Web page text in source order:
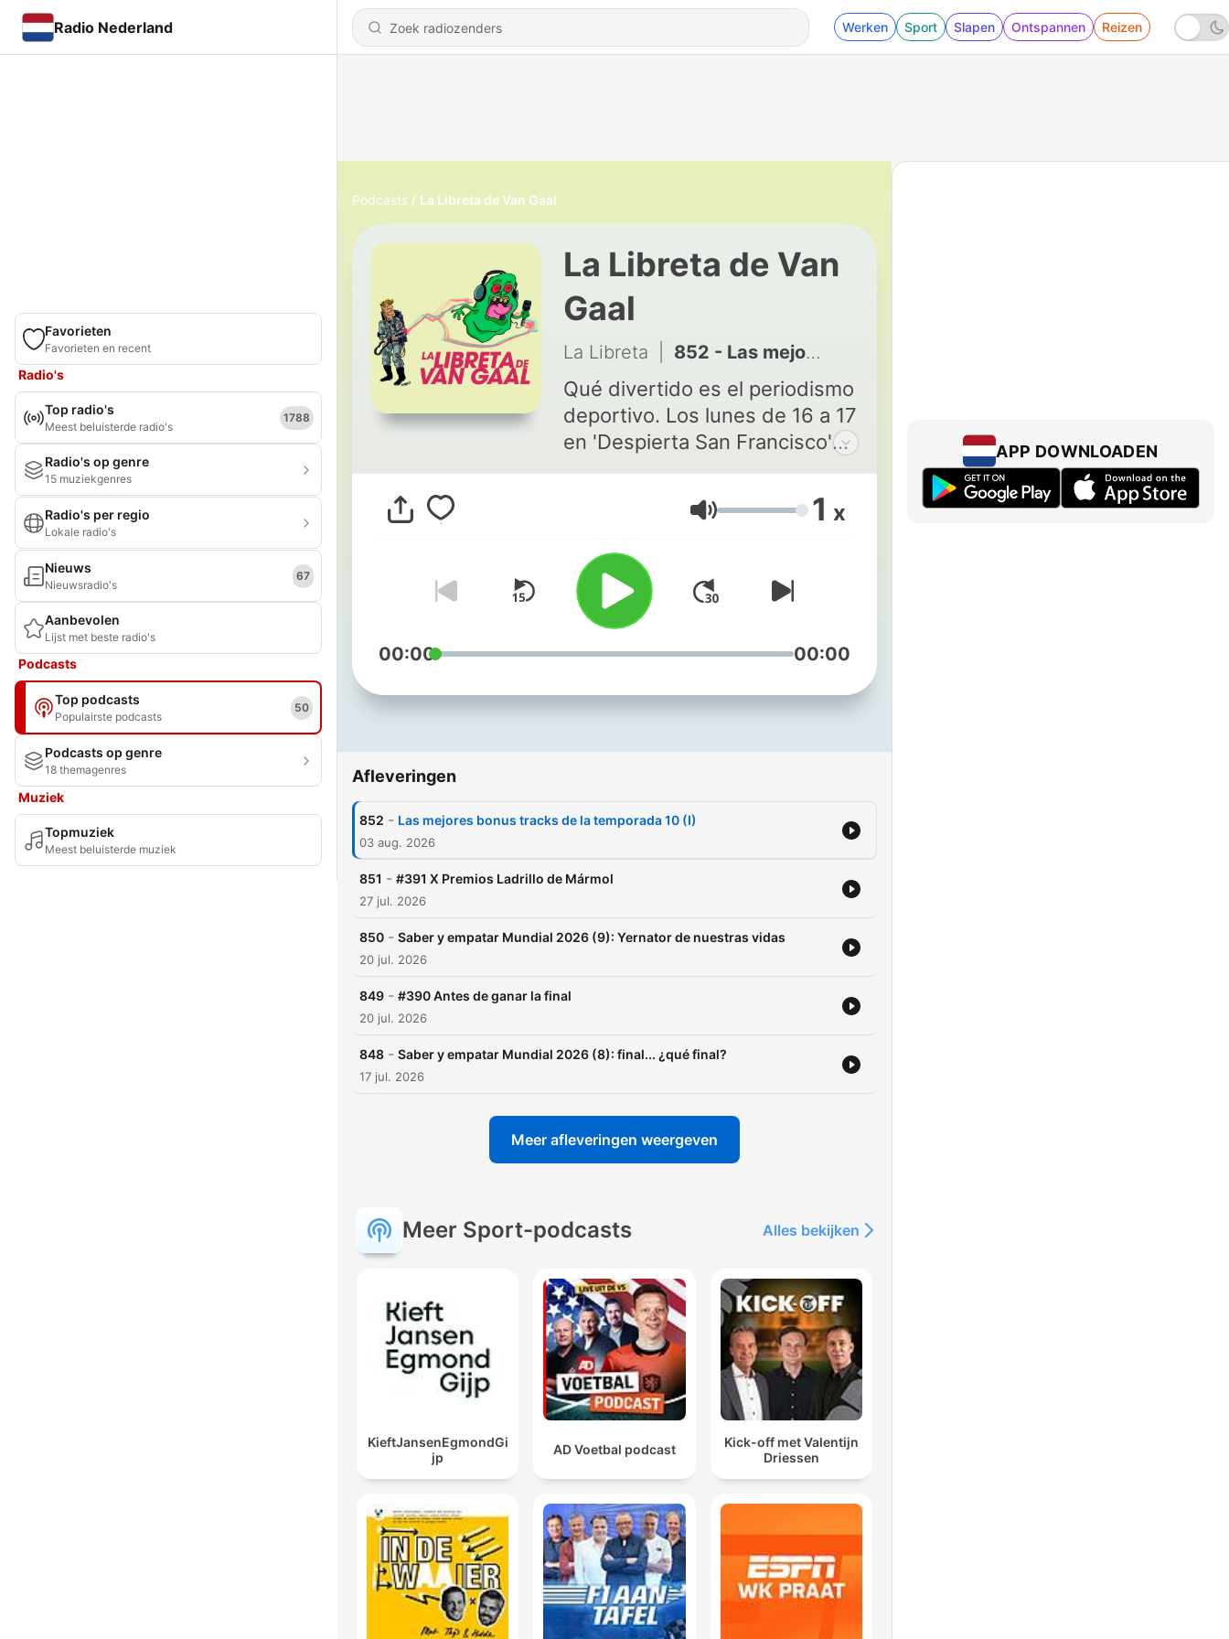
Radio Nederland Werken Sport Slapen Ontspannen Reizen
Favorieten
Favorieten en recent
Radio's
Top radio's
Meest beluisterde radio's
1788
Radio's op genre
15 muziekgenres
Radio's per regio
Lokale radio's
Nieuws
Nieuwsradio's
67
Aanbevolen
Lijst met beste radio's
Podcasts
Top podcasts
Populairste podcasts
50
Podcasts op genre
18 themagenres
Muziek
Topmuziek
Meest beluisterde muziek
Podcasts La Libreta de Van Gaal
La Libreta de Van
Gaal
La Libreta 852 - Las mejores bonus tracks de la temporada 10 (I)
Qué divertido es el periodismo
deportivo. Los lunes de 16 a 17
en 'Despierta San Francisco'
de Radio Marca.
Volume 1 x
00:00 00:00
Afleveringen
852 - Las mejores bonus tracks de la temporada 10 (I)
03 aug. 2026
851 - #391 X Premios Ladrillo de Mármol
27 jul. 2026
850 - Saber y empatar Mundial 2026 (9): Yernator de nuestras vidas
20 jul. 2026
849 - #390 Antes de ganar la final
20 jul. 2026
848 - Saber y empatar Mundial 2026 (8): final... ¿qué final?
17 jul. 2026
Meer afleveringen weergeven
Meer Sport-podcasts Alles bekijken
KieftJansenEgmondGi
jp
AD Voetbal podcast
Kick-off met Valentijn
Driessen
APP DOWNLOADEN